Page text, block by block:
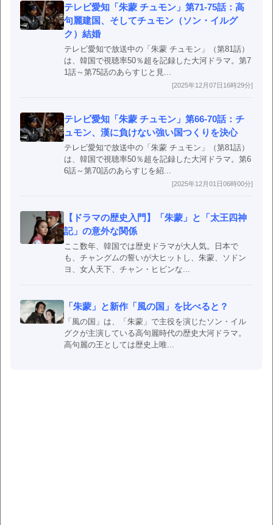
テレビ愛知「朱蒙 チュモン」第71-75話：高
句麗建国、そしてチュモン（ソン・イルグ
ク）結婚
テレビ愛知で放送中の「朱蒙 チュモン」（第81話）
は、韓国で視聴率50％超を記録した大河ドラマ。第7
1話～第75話のあらすじと見...
[2025年12月07日16時29分]
テレビ愛知「朱蒙 チュモン」第66-70話：チ
ュモン、漢に負けない強い国つくりを決心
テレビ愛知で放送中の「朱蒙 チュモン」（第81話）
は、韓国で視聴率50％超を記録した大河ドラマ。第6
6話～第70話のあらすじを紹...
[2025年12月01日06時00分]
【ドラマの歴史入門】「朱蒙」と「太王四神
記」の意外な関係
ここ数年、韓国では歴史ドラマが大人気。日本で
も、チャングムの誓いが大ヒットし、朱蒙、ソドン
ヨ、女人天下、チャン・ヒビンな...
「朱蒙」と新作「風の国」を比べると？
「風の国」は、「朱蒙」で主役を演じたソン・イル
グクが主演している高句麗時代の歴史大河ドラマ。
高句麗の王としては歴史上唯...